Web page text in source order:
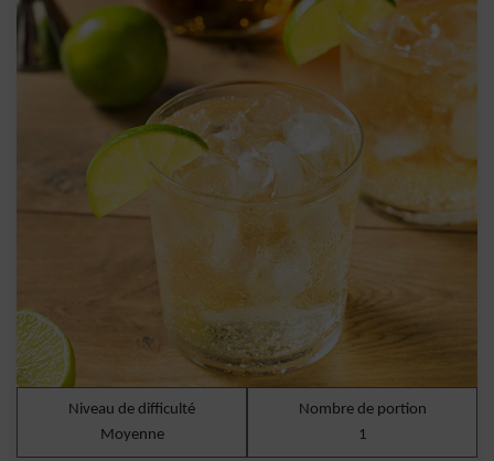
Niveau de difficulté
Moyenne
Nombre de portion
1